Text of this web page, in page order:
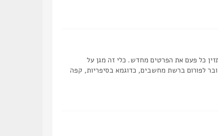
כל פעם את הפרטים מחדש. כלי זה מגן על
לפורום ברשת מחשבים, כדוגמא בסיפריות, קפה